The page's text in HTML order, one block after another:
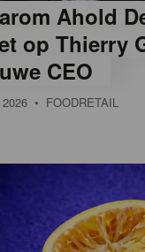
Ahold
op Thierry
CEO
• FOODRETAIL